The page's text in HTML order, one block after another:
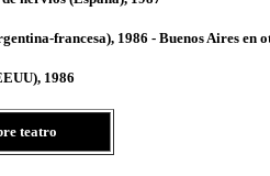
francesa), 1986 - Buenos Aires en
1986
teatro